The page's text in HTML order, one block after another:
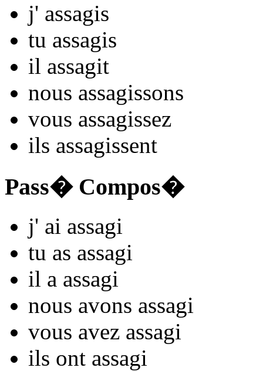
j' assagis
tu assagis
il assagit
nous assagissons
vous assagissez
ils assagissent
Pass� Compos�
j' ai assagi
tu as assagi
il a assagi
nous avons assagi
vous avez assagi
ils ont assagi